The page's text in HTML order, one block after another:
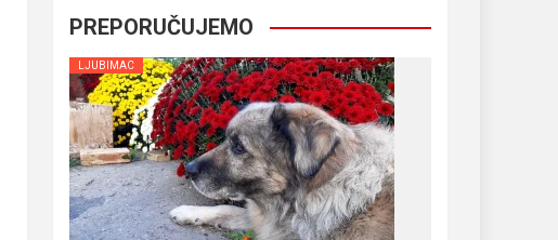
PREPORUČUJEMO
LJUBIMAC